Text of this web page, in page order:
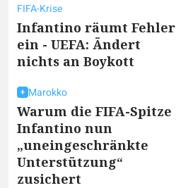
FIFA-Krise
Infantino räumt Fehler
ein - UEFA: Ändert
nichts an Boykott
Marokko
Warum die FIFA-Spitze
Infantino nun
„uneingeschränkte
Unterstützung“
zusichert